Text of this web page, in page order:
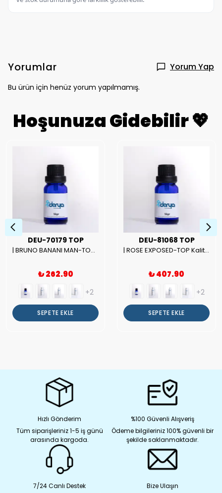
Yorumlar Yorum Yap
Bu ürün için henüz yorum yapılmamış.
Hoşunuza Gidebilir 💖
DEU-70179 TOP
| BRUNO BANANI MAN-TOP Kalite Erkek Parfüm Esansı.|
₺ 262.90
+2
SEPETE EKLE
DEU-81068 TOP
| ROSE EXPOSED-TOP Kalite Unısex Parfüm Esansı.|
₺ 407.90
+2
SEPETE EKLE
Hızlı Gönderim
Tüm siparişleriniz 1-5 iş günü
arasında kargoda.
%100 Güvenli Alışveriş
Ödeme bilgileriniz 100% güvenli bir
şekilde saklanmaktadır.
7/24 Canlı Destek
Bize Ulaşın